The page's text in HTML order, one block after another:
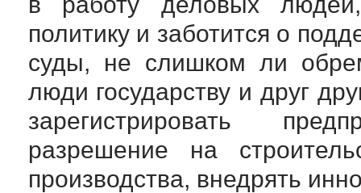
политику и заботится о
суды, не слишком ли
люди государству и друг
зарегистрировать
разрешение на
производства, внедрять